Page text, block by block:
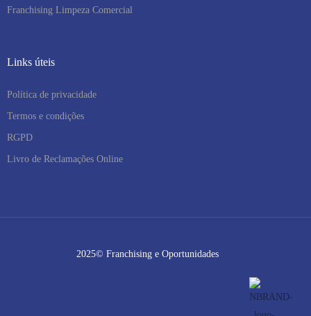
Franchising Limpeza Comercial
Links úteis
Política de privacidade
Termos e condições
RGPD
Livro de Reclamações Online
2025© Franchising e Oportunidades